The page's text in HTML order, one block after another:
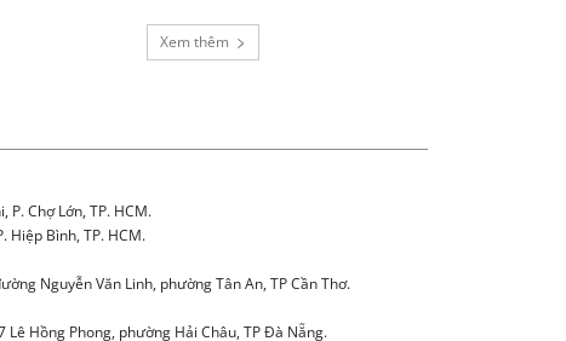
Xem thêm
P. Chợ Lớn, TP. HCM.
Hiệp Bình, TP. HCM.
Nguyễn Văn Linh, phường Tân An, TP Cần Thơ.
Lê Hồng Phong, phường Hải Châu, TP Đà Nẵng.